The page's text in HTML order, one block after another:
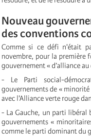
Nouveau
des conventions
Comme si ce défi n'était
novembre, pour la première
gouvernement « d’alliance
- Le Parti social-
gouvernements de «
avec l'Alliance verte rouge
- La Gauche, un parti libéral
gouvernements «
comme le parti dominant du